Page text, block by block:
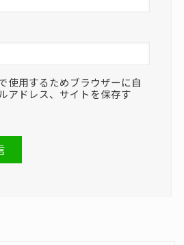
使用するためブラウザーに自
アドレス、サイトを保存す